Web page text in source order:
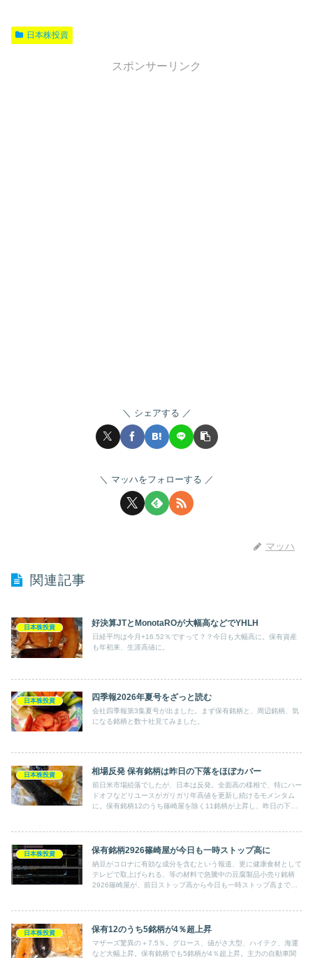
日本株投資
スポンサーリンク
シェアする
マッハをフォローする
マッハ
関連記事
日本株投資 好決算JTとMonotaROが大幅高などでYHLH
日経平均は今月+16.52％ですって？？今日も大幅高に。保有資産
も年初来、生涯高値に。
日本株投資 四季報2026年夏号をざっと読む
会社四季報第3集夏号が出ました。まず保有銘柄と、周辺銘柄、気
になる銘柄と数十社見てみました。
日本株投資 相場反発 保有銘柄は昨日の下落をほぼカバー
前日米市場続落でしたが、日本は反発。全面高の様相で、特にハー
ドオフなどリユースがガリガリ年高値を更新し続けるモメンタム
に。保有銘柄12のうち篠崎屋を除く11銘柄が上昇し、昨日の下落
日本株投資 保有銘柄2926篠崎屋が今日も一時ストップ高に
納豆がコロナに有効な成分を含むという報道、更に健康食材として
テレビで取上げられる、等の材料で急騰中の豆腐製品小売り銘柄
2926篠崎屋が、前日ストップ高から今日も一時ストップ高まで買
日本株投資 保有12のうち5銘柄が4％超上昇
マザーズ驚異の＋7.5％。グロース、値がさ大型、ハイテク、海運
など大幅上昇。保有銘柄でも5銘柄が4％超上昇。主力の自動車関